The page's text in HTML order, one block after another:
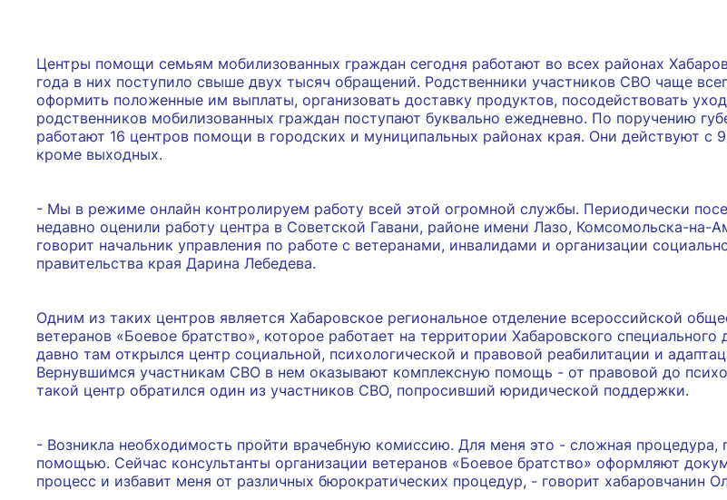
Центры помощи семьям мобилизованных граждан сегодня работают во всех районах
года в них поступило свыше двух тысяч обращений. Родственники участников СВО чаще
оформить положенные им выплаты, организовать доставку продуктов, посодействовать
родственников мобилизованных граждан поступают буквально ежедневно. По поручению
работают 16 центров помощи в городских и муниципальных районах края. Они действуют с
кроме выходных.
- Мы в режиме онлайн контролируем работу всей этой огромной службы. Периодически
недавно оценили работу центра в Советской Гавани, районе имени Лазо, Комсомольска-на-
говорит начальник управления по работе с ветеранами, инвалидами и организации
правительства края Дарина Лебедева.
Одним из таких центров является Хабаровское региональное отделение всероссийской
ветеранов «Боевое братство», которое работает на территории Хабаровского
давно там открылся центр социальной, психологической и правовой реабилитации и
Вернувшимся участникам СВО в нем оказывают комплексную помощь - от правовой до
такой центр обратился один из участников СВО, попросивший юридической поддержки.
- Возникла необходимость пройти врачебную комиссию. Для меня это - сложная процедура,
помощью. Сейчас консультанты организации ветеранов «Боевое братство» оформляют
процесс и избавит меня от различных бюрократических процедур, - говорит хабаровчанин